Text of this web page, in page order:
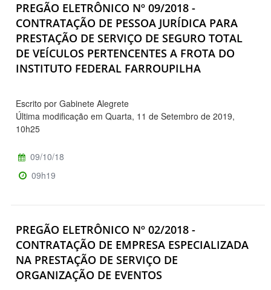
PREGÃO ELETRÔNICO Nº 09/2018 -
CONTRATAÇÃO DE PESSOA JURÍDICA PARA
PRESTAÇÃO DE SERVIÇO DE SEGURO TOTAL
DE VEÍCULOS PERTENCENTES A FROTA DO
INSTITUTO FEDERAL FARROUPILHA
Escrito por Gabinete Alegrete
Última modificação em Quarta, 11 de Setembro de 2019,
10h25
09/10/18
09h19
PREGÃO ELETRÔNICO Nº 02/2018 -
CONTRATAÇÃO DE EMPRESA ESPECIALIZADA
NA PRESTAÇÃO DE SERVIÇO DE
ORGANIZAÇÃO DE EVENTOS